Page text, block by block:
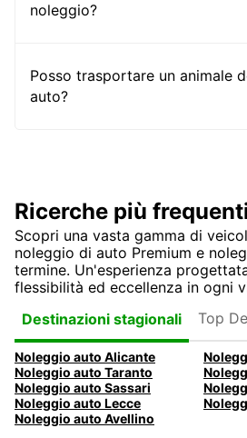
noleggio?
Posso trasportare un animale
auto?
Ricerche più
Scopri una vasta gamma di
noleggio di auto Premium e
termine. Un'esperienza
flessibilità ed eccellenza in ogni
Destinazioni stagionali
Top
Noleggio auto Alicante
Noleggio auto Taranto
Noleggio auto Sassari
Noleggio auto Lecce
Noleggio auto Avellino